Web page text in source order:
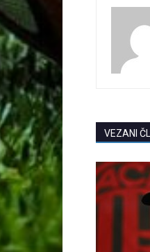
VEZANI